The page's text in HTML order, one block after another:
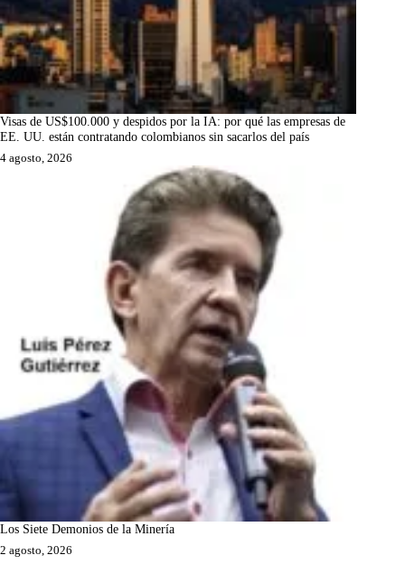
Visas de US$100.000 y despidos por la IA: por qué las empresas de
EE. UU. están contratando colombianos sin sacarlos del país
4 agosto, 2026
Los Siete Demonios de la Minería
2 agosto, 2026